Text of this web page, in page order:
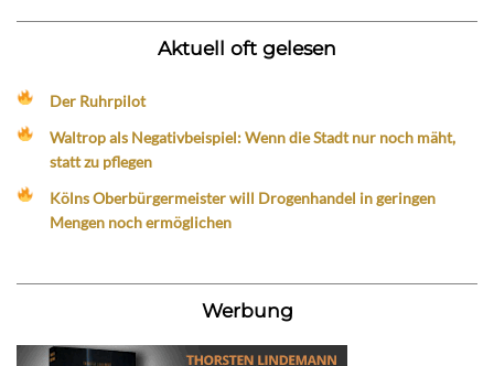
Aktuell oft gelesen
Der Ruhrpilot
Waltrop als Negativbeispiel: Wenn die Stadt nur noch mäht,
statt zu pflegen
Kölns Oberbürgermeister will Drogenhandel in geringen
Mengen noch ermöglichen
Werbung